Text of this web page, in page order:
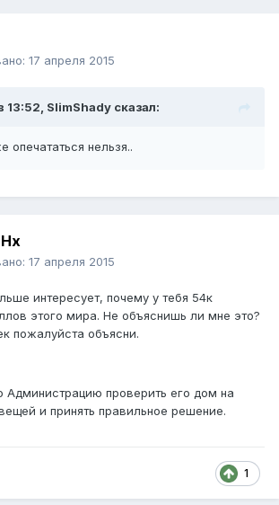
17 апреля 2015
13:52, SlimShady сказал:
опечататься нельзя..
17 апреля 2015
интересует, почему у тебя 54к
этого мира. Не объяснишь ли мне это?
пожалуйста объясни.
проверить его дом на
и принять правильное решение.
1